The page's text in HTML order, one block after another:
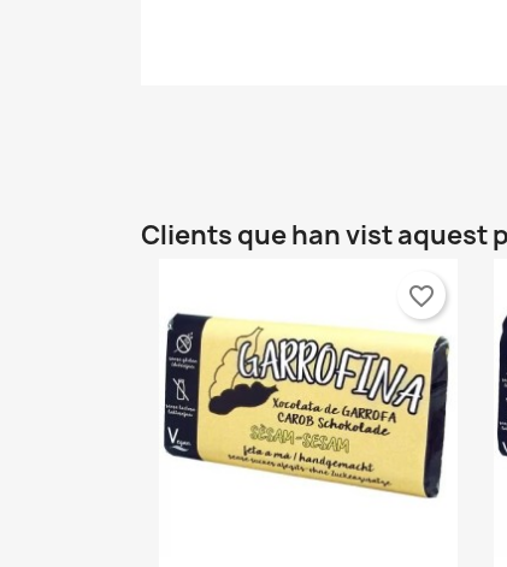
Clients que han vist aquest
favorite_border